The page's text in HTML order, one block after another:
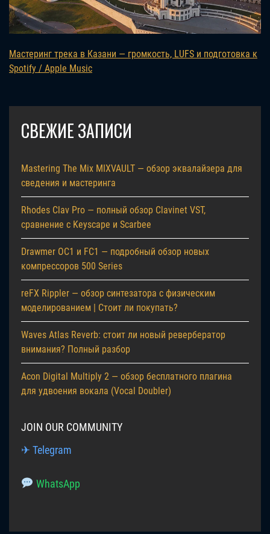
Мастеринг трека в Казани — громкость, LUFS и подготовка к
Spotify / Apple Music
СВЕЖИЕ ЗАПИСИ
Mastering The Mix MIXVAULT — обзор эквалайзера для
сведения и мастеринга
Rhodes Clav Pro — полный обзор Clavinet VST,
сравнение с Keyscape и Scarbee
Drawmer OC1 и FC1 — подробный обзор новых
компрессоров 500 Series
reFX Rippler — обзор синтезатора с физическим
моделированием | Стоит ли покупать?
Waves Atlas Reverb: стоит ли новый ревербератор
внимания? Полный разбор
Acon Digital Multiply 2 — обзор бесплатного плагина
для удвоения вокала (Vocal Doubler)
JOIN OUR COMMUNITY
✈ Telegram
WhatsApp